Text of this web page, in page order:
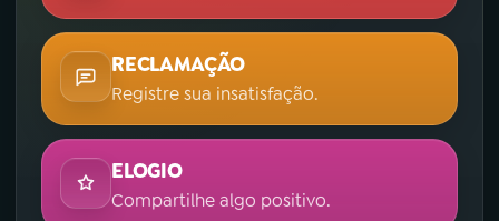
RECLAMAÇÃO
Registre sua insatisfação.
ELOGIO
Compartilhe algo positivo.